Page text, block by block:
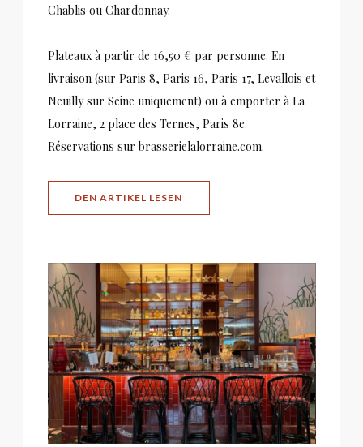
Chablis ou Chardonnay.
Plateaux à partir de 16,50 € par personne. En
livraison (sur Paris 8, Paris 16, Paris 17, Levallois et
Neuilly sur Seine uniquement) ou à emporter à La
Lorraine, 2 place des Ternes, Paris 8e.
Réservations sur brasserielalorraine.com.
DEN ARTIKEL LESEN